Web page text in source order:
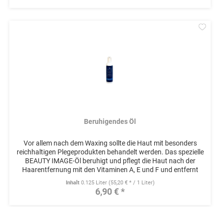
Beruhigendes Öl
Vor allem nach dem Waxing sollte die Haut mit besonders
reichhaltigen Plegeprodukten behandelt werden. Das spezielle
BEAUTY IMAGE-Öl beruhigt und pflegt die Haut nach der
Haarentfernung mit den Vitaminen A, E und F und entfernt
schonend...
Inhalt 0.125 Liter (55,20 € * / 1 Liter)
6,90 € *